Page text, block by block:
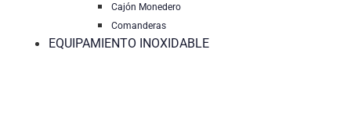
Cajón Monedero
Comanderas
EQUIPAMIENTO INOXIDABLE